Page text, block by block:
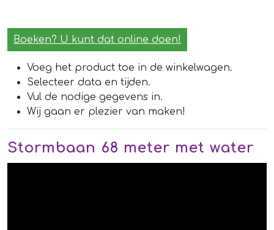
Boeken? U kunt dat online doen!
Voeg het product toe in de winkelwagen.
Selecteer data en tijden.
Vul de nodige gegevens in.
Wij gaan er plezier van maken!
Stormbaan 68 meter met water